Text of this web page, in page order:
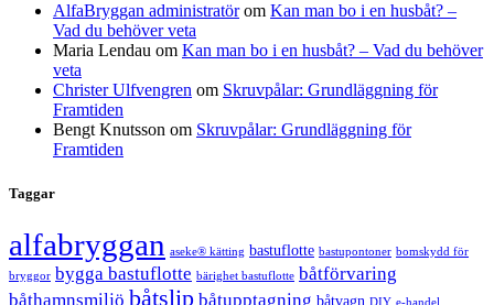
AlfaBryggan administratörom Kan man bo i en husbåt? –
Vad du behöver veta
Maria Lendau om Kan man bo i en husbåt? – Vad du behöver
veta
Christer Ulfvengren om Skruvpålar: Grundläggning för
Framtiden
Bengt Knutsson om Skruvpålar: Grundläggning för
Framtiden
Taggar
alfabryggan aseke® kätting bastuflotte bastupontoner bomskydd för
bryggor bygga bastuflotte bärighet bastuflotte båtförvaring
båthamnsmiljö båtslip båtupptagning båtvagn DIY e-handel